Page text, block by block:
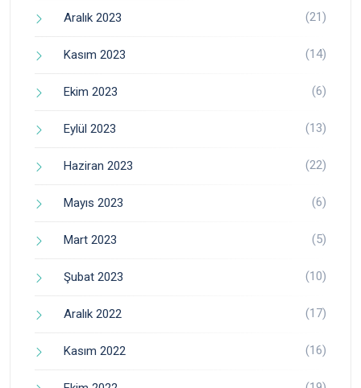
Aralık 2023 (21)
Kasım 2023 (14)
Ekim 2023 (6)
Eylül 2023 (13)
Haziran 2023 (22)
Mayıs 2023 (6)
Mart 2023 (5)
Şubat 2023 (10)
Aralık 2022 (17)
Kasım 2022 (16)